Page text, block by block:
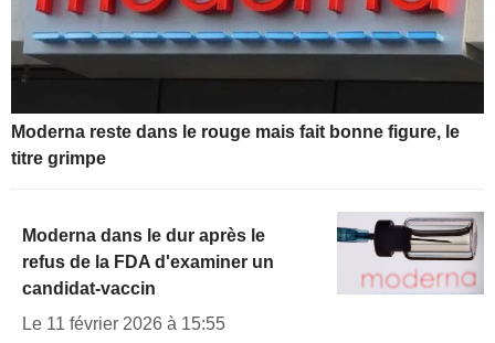
Moderna reste dans le rouge mais fait bonne figure, le
titre grimpe
Moderna dans le dur après le
refus de la FDA d'examiner un
candidat-vaccin
Le 11 février 2026 à 15:55